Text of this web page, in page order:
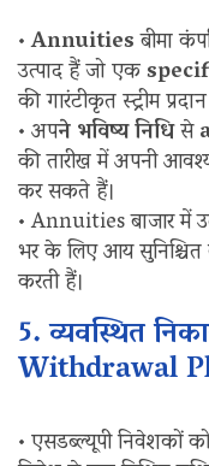
•Annuitiesबीमा
उत्पाद हैं जो एक
की गारंटीकृत स्ट्रीम
• अपने भविष्य निधिसे
की तारीख में अपनी
कर सकते हैं।
• Annuities बाजार में
भर के लिए आय
करती हैं।
5. व्यवस्थित
Withdrawal
• एसडब्ल्यूपी निवेशकों